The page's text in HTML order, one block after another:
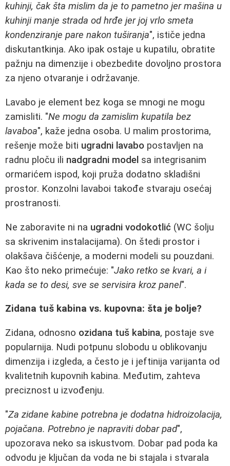
kuhinji, čak šta mislim da je to pametno jer mašina u
kuhinji manje strada od hrđe jer joj vrlo smeta
kondenziranje pare nakon tuširanja", ističe jedna
diskutantkinja. Ako ipak ostaje u kupatilu, obratite
pažnju na dimenzije i obezbedite dovoljno prostora
za njeno otvaranje i održavanje.
Lavabo je element bez koga se mnogi ne mogu
zamisliti. "Ne mogu da zamislim kupatila bez
lavaboa", kaže jedna osoba. U malim prostorima,
rešenje može biti ugradni lavabo postavljen na
radnu ploču ili nadgradni model sa integrisanim
ormarićem ispod, koji pruža dodatno skladišni
prostor. Konzolni lavaboi takođe stvaraju osećaj
prostranosti.
Ne zaboravite ni na ugradni vodokotlić (WC šolju
sa skrivenim instalacijama). On štedi prostor i
olakšava čišćenje, a moderni modeli su pouzdani.
Kao što neko primećuje: "Jako retko se kvari, a i
kada se to desi, sve se servisira kroz panel".
Zidana tuš kabina vs. kupovna: šta je bolje?
Zidana, odnosno ozidana tuš kabina, postaje sve
popularnija. Nudi potpunu slobodu u oblikovanju
dimenzija i izgleda, a često je i jeftinija varijanta od
kvalitetnih kupovnih kabina. Međutim, zahteva
preciznost u izvođenju.
"Za zidane kabine potrebna je dodatna hidroizolacija,
pojačana. Potrebno je napraviti dobar pad",
upozorava neko sa iskustvom. Dobar pad poda ka
odvodu je ključan da voda ne bi stajala i stvarala